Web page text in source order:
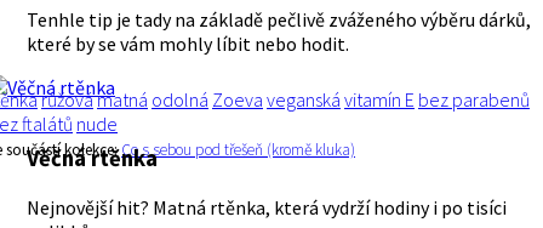
Tenhle tip je tady na základě pečlivě zváženého výběru dárků,
které by se vám mohly líbit nebo hodit.
růžovámatná odolná Zoeva veganská vitamín E bez parabenů
ftalátů nude
součástí kolekce:Co s sebou pod třešeň (kromě kluka)
Věčná rtěnka
Nejnovější hit? Matná rtěnka, která vydrží hodiny i po tisíci